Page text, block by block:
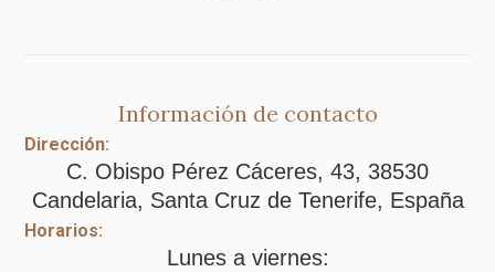
Información de contacto
Dirección:
C. Obispo Pérez Cáceres, 43, 38530
Candelaria, Santa Cruz de Tenerife, España
Horarios:
Lunes a viernes: